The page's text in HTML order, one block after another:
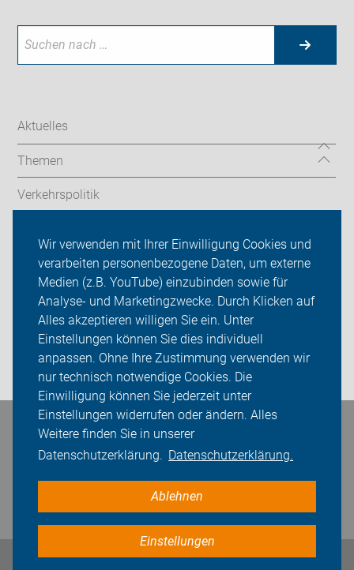
Wir verwenden mit Ihrer Einwilligung Cookies und
verarbeiten personenbezogene Daten, um externe
Medien (z.B. YouTube) einzubinden sowie für
Analyse- und Marketingzwecke. Durch Klicken auf
Alles akzeptieren willigen Sie ein. Unter
Einstellungen können Sie dies individuell
anpassen. Ohne Ihre Zustimmung verwenden wir
nur technisch notwendige Cookies. Die
Einwilligung können Sie jederzeit unter
Einstellungen widerrufen oder ändern. Alles
Weitere finden Sie in unserer
Datenschutzerklärung. Datenschutzerklärung.
Ablehnen
Einstellungen
Aktuelles
Themen
Verkehrspolitik
ADFC im neanderland
Sei dabei
Presse
Login
Bleiben Sie in Kontakt